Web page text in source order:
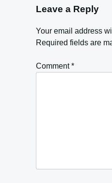
Leave a Reply
Your email address
Required fields are
Comment*